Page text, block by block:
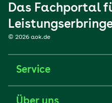
Das Fachportal
© 2026 aok.de
Service